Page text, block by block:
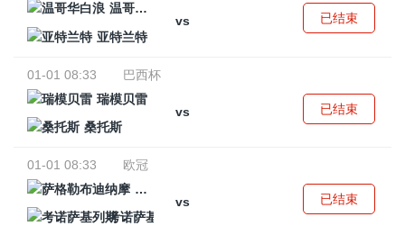
温哥华白浪
vs
亚特兰特
已结束
01-01 08:33
巴西杯
瑞模贝雷
vs
桑托斯
已结束
01-01 08:33
欧冠
萨格勒布迪纳摩
vs
考诺萨基列斯
已结束